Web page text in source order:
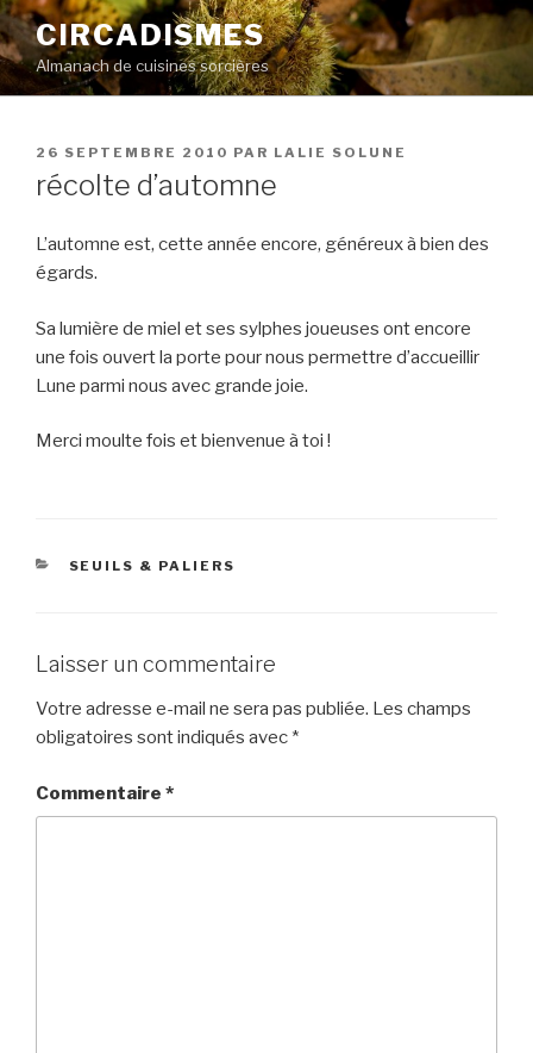
Aller
au
contenu
principal
CIRCADISMES
Almanach de cuisines sorcières
PUBLIÉ
LE
26 SEPTEMBRE 2010 PAR LALIE SOLUNE
récolte d’automne
L’automne est, cette année encore, généreux à bien des
égards.
Sa lumière de miel et ses sylphes joueuses ont encore
une fois ouvert la porte pour nous permettre d’accueillir
Lune parmi nous avec grande joie.
Merci moulte fois et bienvenue à toi !
CATÉGORIES
SEUILS & PALIERS
Laisser un commentaire
Votre adresse e-mail ne sera pas publiée. Les champs
obligatoires sont indiqués avec *
Commentaire *